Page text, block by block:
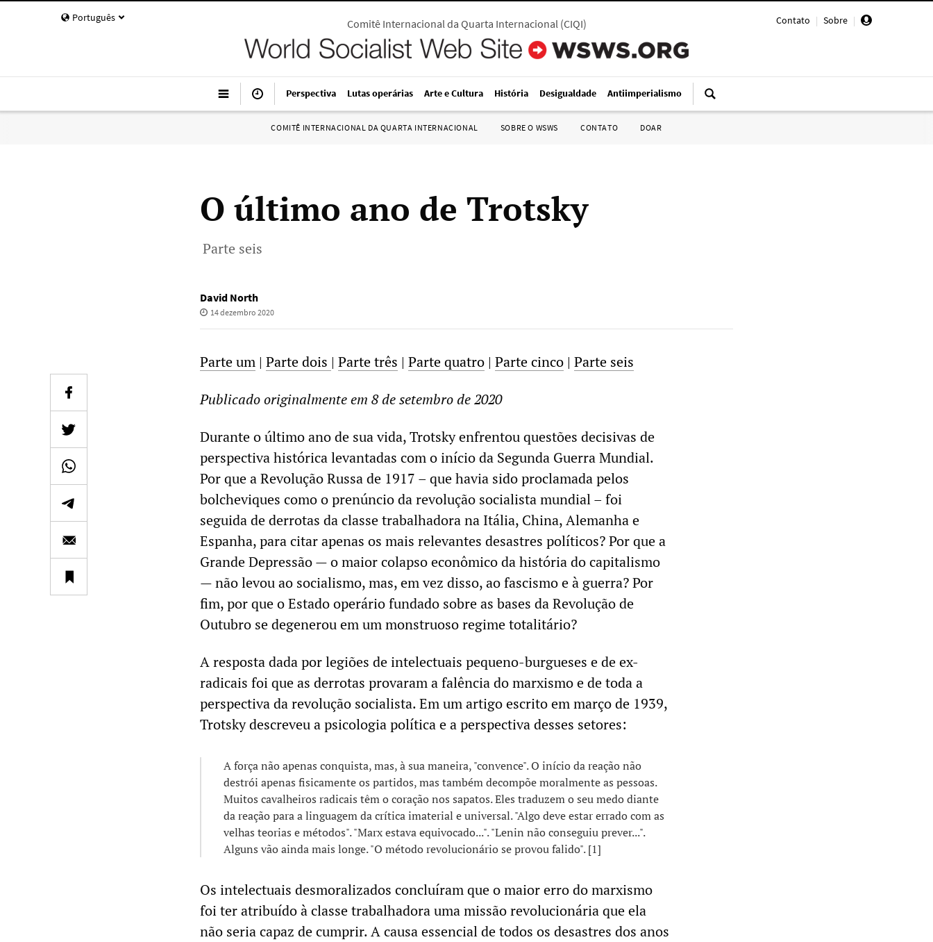
Português Contato | Sobre |
Comitê Internacional da Quarta Internacional(CIQI)
Perspectiva Lutas operárias Arte e Cultura História Desigualdade Antiimperialismo
COMITÊ INTERNACIONAL DA QUARTA INTERNACIONAL SOBRE O WSWS CONTATO DOAR
O último ano de Trotsky
Parte seis
David North
14 dezembro 2020
Parte um | Parte dois | Parte três | Parte quatro | Parte cinco | Parte seis
Publicado originalmente em 8 de setembro de 2020
Durante o último ano de sua vida, Trotsky enfrentou questões decisivas de
perspectiva histórica levantadas com o início da Segunda Guerra Mundial.
Por que a Revolução Russa de 1917 – que havia sido proclamada pelos
bolcheviques como o prenúncio da revolução socialista mundial – foi
seguida de derrotas da classe trabalhadora na Itália, China, Alemanha e
Espanha, para citar apenas os mais relevantes desastres políticos? Por que a
Grande Depressão — o maior colapso econômico da história do capitalismo
— não levou ao socialismo, mas, em vez disso, ao fascismo e à guerra? Por
fim, por que o Estado operário fundado sobre as bases da Revolução de
Outubro se degenerou em um monstruoso regime totalitário?
A resposta dada por legiões de intelectuais pequeno-burgueses e de ex-
radicais foi que as derrotas provaram a falência do marxismo e de toda a
perspectiva da revolução socialista. Em um artigo escrito em março de 1939,
Trotsky descreveu a psicologia política e a perspectiva desses setores:
A força não apenas conquista, mas, à sua maneira, "convence". O início da reação não
destrói apenas fisicamente os partidos, mas também decompõe moralmente as pessoas.
Muitos cavalheiros radicais têm o coração nos sapatos. Eles traduzem o seu medo diante
da reação para a linguagem da crítica imaterial e universal. "Algo deve estar errado com as
velhas teorias e métodos". "Marx estava equivocado...". "Lenin não conseguiu prever...".
Alguns vão ainda mais longe. "O método revolucionário se provou falido". [1]
Os intelectuais desmoralizados concluíram que o maior erro do marxismo
foi ter atribuído à classe trabalhadora uma missão revolucionária que ela
não seria capaz de cumprir. A causa essencial de todos os desastres dos anos